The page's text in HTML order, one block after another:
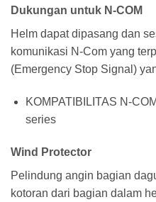
Dukungan untuk N-COM
Helm dapat dipasang dan
komunikasi N-Com yang
(Emergency Stop Signal)
KOMPATIBILITAS N-
series
Wind Protector
Pelindung angin bagian
kotoran dari bagian dalam